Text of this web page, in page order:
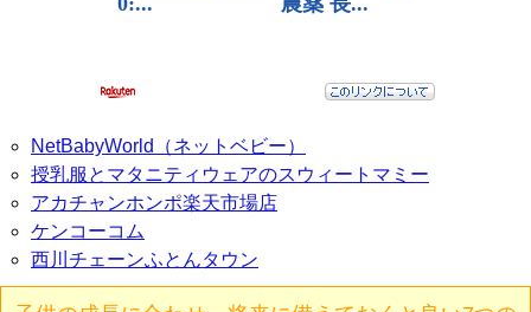
NetBabyWorld（ネットベビー）
授乳服とマタニティウェアのスウィートマミー
アカチャンホンポ楽天市場店
ケンコーコム
西川チェーンふとんタウン